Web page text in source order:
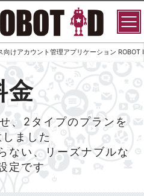
向けアカウント管理アプリケーション ROBOT
金
、2タイプのプランを
ました
ない、リーズナブルな
定です